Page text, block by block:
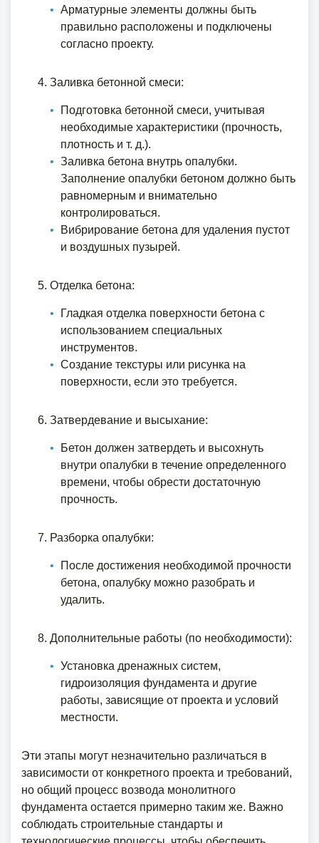
Арматурные элементы должны быть
правильно расположены и подключены
согласно проекту.
Заливка бетонной смеси:
Подготовка бетонной смеси, учитывая
необходимые характеристики (прочность,
плотность и т. д.).
Заливка бетона внутрь опалубки.
Заполнение опалубки бетоном должно быть
равномерным и внимательно
контролироваться.
Вибрирование бетона для удаления пустот
и воздушных пузырей.
Отделка бетона:
Гладкая отделка поверхности бетона с
использованием специальных
инструментов.
Создание текстуры или рисунка на
поверхности, если это требуется.
Затвердевание и высыхание:
Бетон должен затвердеть и высохнуть
внутри опалубки в течение определенного
времени, чтобы обрести достаточную
прочность.
Разборка опалубки:
После достижения необходимой прочности
бетона, опалубку можно разобрать и
удалить.
Дополнительные работы (по необходимости):
Установка дренажных систем,
гидроизоляция фундамента и другие
работы, зависящие от проекта и условий
местности.
Эти этапы могут незначительно различаться в
зависимости от конкретного проекта и требований,
но общий процесс возвода монолитного
фундамента остается примерно таким же. Важно
соблюдать строительные стандарты и